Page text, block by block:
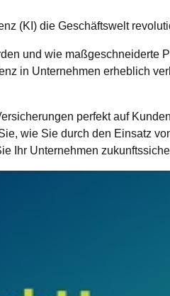
(KI) die Geschäftswelt
und wie maßgeschneiderte
in Unternehmen erheblich
perfekt auf
wie Sie durch den Einsatz
Ihr Unternehmen